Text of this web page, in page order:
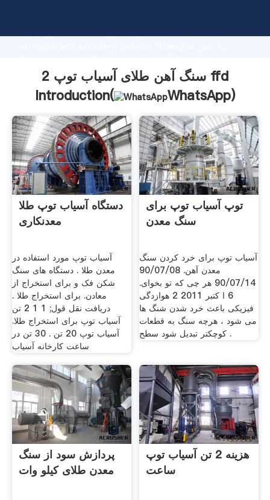
strong production capability, advanced research
bring values to all of customers.
سنگ آهن طلای آسیاب توپ 2 ffd
Introduction(
WhatsApp)
دستگاه آسیاب توپ طلا
معدنکاری
آسیاب توپ مورد استفاده در
معدن طلا . دستگاه های سنگ
شکن فک و برای استخراج از
معادن. برای استخراج طلا .
دریافت نقل قول; 1 1 2 تن
آسیاب توپ برای استخراج طلا.
آسیاب توپ 20 تن . 30 تن در
ساعت کارخانه آسیاب
توپ آسیاب توپ برای
سنگ معدن
آسیاب توپ برای خرد کردن سنگ
معدن آهن. 90/07/08
90/07/14 هر چی که تو بخوای.
6 ا کتبر 2011 2 هوازدگی
فیزیکی باعث خرد شدن شنگ ها
می شود ، هرچه سنگ به قطعات
کوچکتر تبدیل شود سطح .
پردازش سود از سنگ
معدن طلای کیلو وات
هزینه 2 تن آسیاب توپ
ساعت